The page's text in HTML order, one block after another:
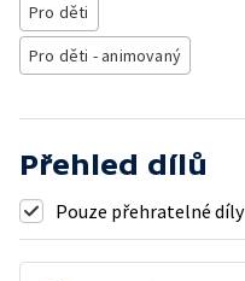
Pro děti
Pro děti - animovaný
Přehled dílů
Pouze přehratelné díly